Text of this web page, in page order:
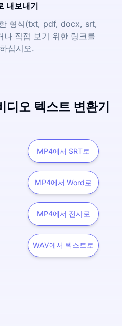
내보내기
형식(txt, pdf, docx, srt,
직접 보기 위한 링크를
십시오.
오 텍스트 변환기
MP4에서 SRT로
MP4에서 Word로
MP4에서 전사로
WAV에서 텍스트로